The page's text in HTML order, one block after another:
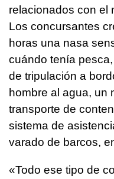
relacionados con el
Los concursantes
horas una nasa
cuándo tenía
de tripulación a
hombre al agua, un
transporte de
sistema de
varado de barcos,
«Todo ese tipo de